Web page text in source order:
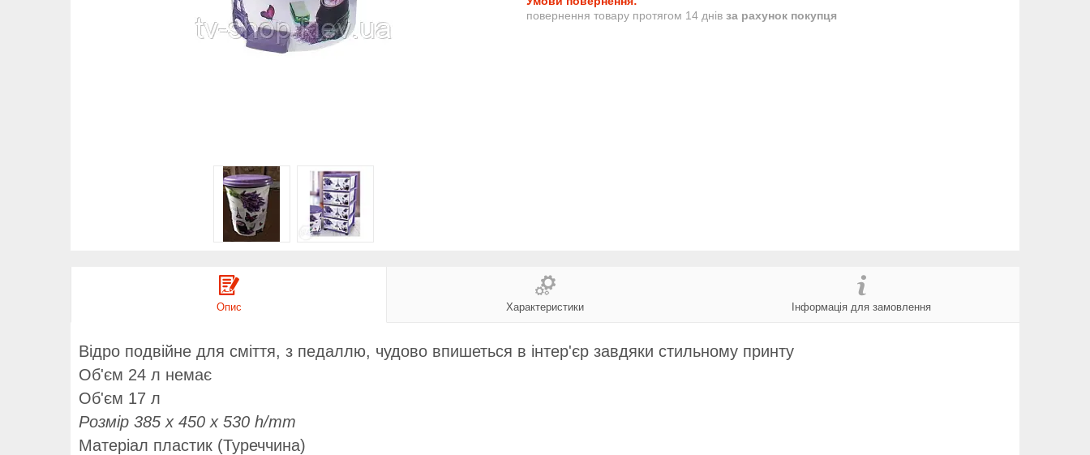
повернення товару протягом 14 днів за рахунок покупця
Опис Характеристики Інформація для замовлення
Відро подвійне для сміття, з педаллю, чудово впишеться в інтер'єр завдяки стильному принту
Об'єм 24 л немає
Об'єм 17 л
Розмір 385 x 450 x 530 h/mm
Матеріал пластик (Туреччина)